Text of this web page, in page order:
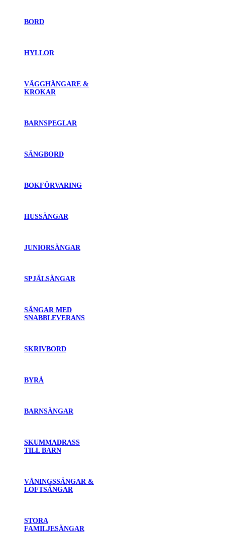
BORD
HYLLOR
VÄGGHÄNGARE &
KROKAR
BARNSPEGLAR
SÄNGBORD
BOKFÖRVARING
HUSSÄNGAR
JUNIORSÄNGAR
SPJÄLSÄNGAR
SÄNGAR MED
SNABBLEVERANS
SKRIVBORD
BYRÅ
BARNSÄNGAR
SKUMMADRASS
TILL BARN
VÅNINGSSÄNGAR &
LOFTSÄNGAR
STORA
FAMILJESÄNGAR